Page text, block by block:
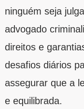
ninguém seja
advogado
direitos e
desafios diários
assegurar que a
e equilibrada.